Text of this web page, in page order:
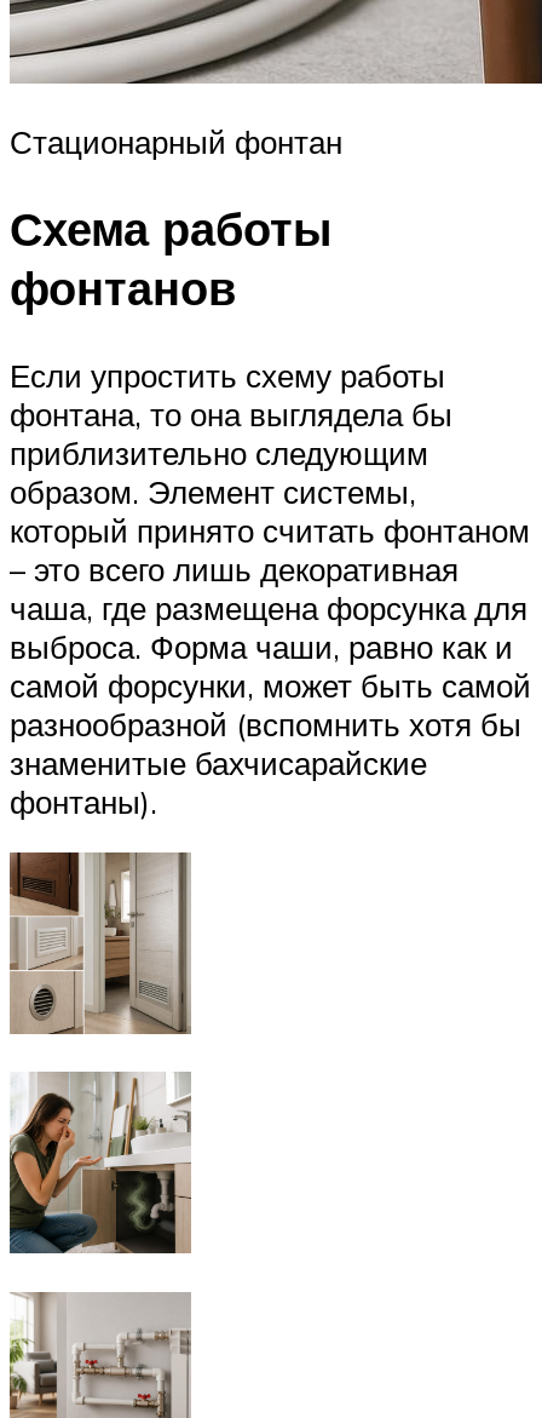
Стационарный фонтан
Схема работы
фонтанов
Если упростить схему работы
фонтана, то она выглядела бы
приблизительно следующим
образом. Элемент системы,
который принято считать фонтаном
– это всего лишь декоративная
чаша, где размещена форсунка для
выброса. Форма чаши, равно как и
самой форсунки, может быть самой
разнообразной (вспомнить хотя бы
знаменитые бахчисарайские
фонтаны).